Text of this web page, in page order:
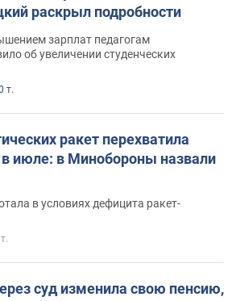
раскрыл подробности
зарплат педагогам
об увеличении студенческих
т.
ракет перехватила
июле: в Минобороны назвали
в условиях дефицита ракет-
суд изменила свою пенсию,